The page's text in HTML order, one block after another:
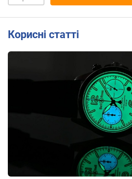
Корисні статті